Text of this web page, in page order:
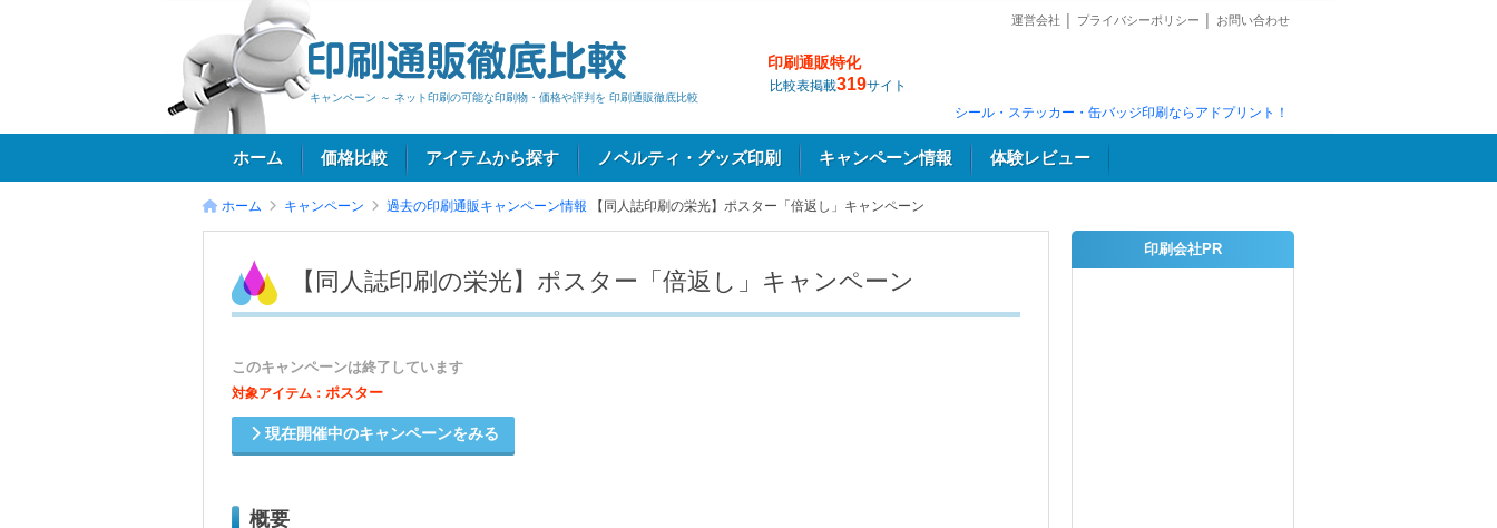
キャンペーン ～ ネット印刷の可能な印刷物・価格や評判を 印刷通販徹底比較
印刷通販特化
比較表掲載319サイト
運営会社 プライバシーポリシー お問い合わせ
シール・ステッカー・缶バッジ印刷ならアドプリント！
ホーム 価格比較 アイテムから探す ノベルティ・グッズ印刷 キャンペーン情報 体験レビュー
ホーム キャンペーン 過去の印刷通販キャンペーン情報 【同人誌印刷の栄光】ポスター「倍返し」キャンペーン
【同人誌印刷の栄光】ポスター「倍返し」キャンペーン
このキャンペーンは終了しています
対象アイテム： ポスター
現在開催中のキャンペーンをみる
概要
印刷会社PR